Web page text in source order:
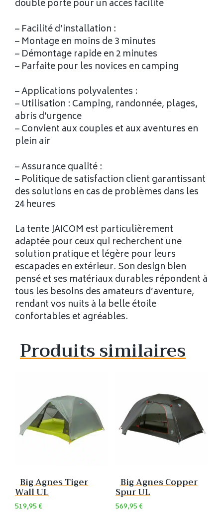
double porte pour un accès facilité
– Facilité d’installation :
– Montage en moins de 3 minutes
– Démontage rapide en 2 minutes
– Parfaite pour les novices en camping
– Applications polyvalentes :
– Utilisation : Camping, randonnée, plages,
abris d’urgence
– Convient aux couples et aux aventures en
plein air
– Assurance qualité :
– Politique de satisfaction client garantissant
des solutions en cas de problèmes dans les
24 heures
La tente JAICOM est particulièrement
adaptée pour ceux qui recherchent une
solution pratique et légère pour leurs
escapades en extérieur. Son design bien
pensé et ses matériaux durables répondent à
tous les besoins des amateurs d’aventure,
rendant vos nuits à la belle étoile
confortables et agréables.
Produits similaires
Big Agnes Tiger
Wall UL
519,95€
Big Agnes Copper
Spur UL
569,95€